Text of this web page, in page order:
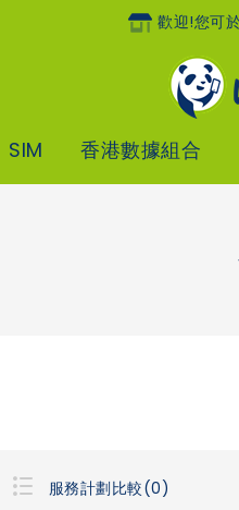
歡迎!您可
SIM 香港數據組合
服務計劃比較(0)